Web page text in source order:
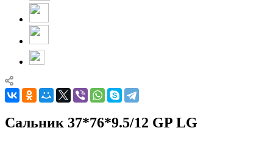
Сальник 37*76*9.5/12 GP LG